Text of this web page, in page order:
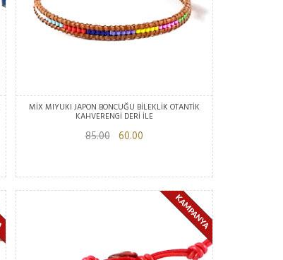
MİX MIYUKI JAPON BONCUĞU BİLEKLİK OTANTİK
KAHVERENGİ DERİ İLE
85.0060.00